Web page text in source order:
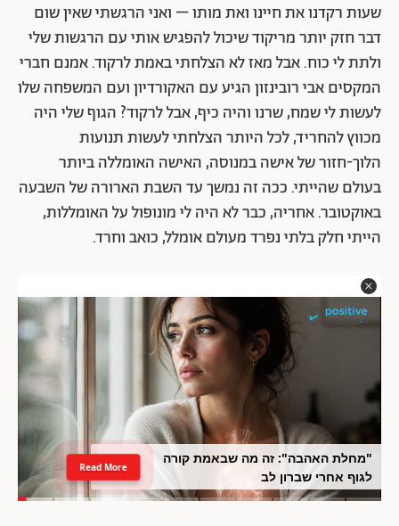
שעות רקדנו את חיינו ואת מותו – ואני הרגשתי שאין שום
דבר חזק יותר מריקוד שיכול להפגיש אותי עם הרגשות שלי
ולתת לי כוח. אבל מאז לא הצלחתי באמת לרקוד. אמנם חברי
המקסים אבי רובינזון הגיע עם האקורדיון ועם המשפחה שלו
לעשות לי שמח, שרנו והיה כיף, אבל לרקוד? הגוף שלי היה
מכווץ להחריד, לכל היותר הצלחתי לעשות תנועות
הלוך-חזור של אישה במנוסה, האישה האומללה ביותר
בעולם שהייתי. ככה זה נמשך עד השבת הארורה של השבעה
באוקטובר. אחריה, כבר לא היה לי מונופול על האומללות,
הייתי חלק בלתי נפרד מעולם אומלל, כואב וחרד.
"מחלת האהבה": זה מה שבאמת קורה
לגוף אחרי שברון לב
Read More